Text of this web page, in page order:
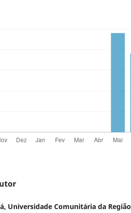
Universidade Comunitária da